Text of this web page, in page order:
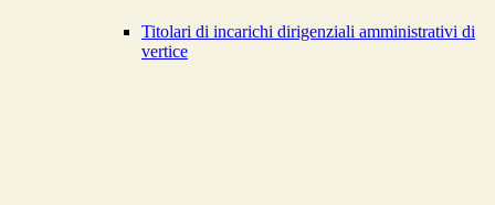
Titolari di incarichi dirigenziali amministrativi di
vertice